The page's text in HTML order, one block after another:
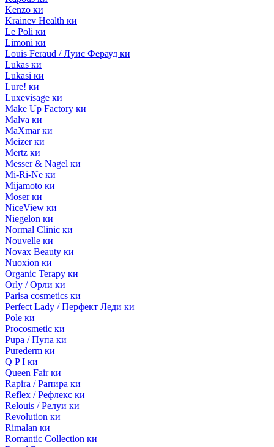
Kenzo ки
Krainev Health ки
Le Poli ки
Limoni ки
Louis Feraud / Луис Ферауд ки
Lukas ки
Lukasi ки
Lure! ки
Luxevisage ки
Make Up Factory ки
Malva ки
MaXmar ки
Meizer ки
Mertz ки
Messer & Nagel ки
Mi-Ri-Ne ки
Mijamoto ки
Moser ки
NiceView ки
Niegelon ки
Normal Clinic ки
Nouvelle ки
Novax Beauty ки
Nuoxion ки
Organic Terapy ки
Orly / Орли ки
Parisa cosmetics ки
Perfect Lady / Перфект Леди ки
Pole ки
Procosmetic ки
Pupa / Пупа ки
Purederm ки
Q P I ки
Queen Fair ки
Rapira / Рапира ки
Reflex / Рефлекс ки
Relouis / Релуи ки
Revolution ки
Rimalan ки
Romantic Collection ки